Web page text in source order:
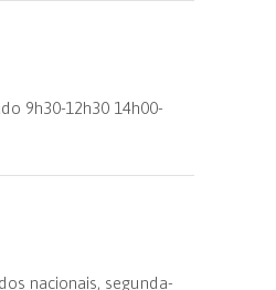
9h30-12h30 14h00-
nacionais, segunda-